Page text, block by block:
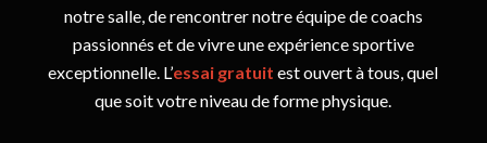
notre salle, de rencontrer notre équipe de coachs
passionnés et de vivre une expérience sportive
exceptionnelle. L’essai gratuit est ouvert à tous, quel
que soit votre niveau de forme physique.